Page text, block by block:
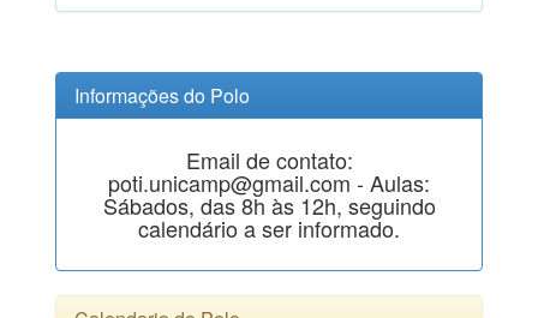
Informações do Polo
Email de contato:
poti.unicamp@gmail.com - Aulas:
Sábados, das 8h às 12h, seguindo
calendário a ser informado.